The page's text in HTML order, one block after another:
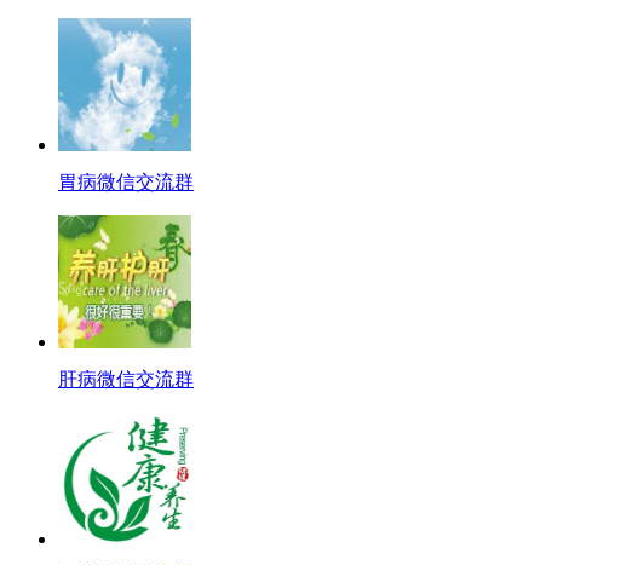
胃病微信交流群
肝病微信交流群